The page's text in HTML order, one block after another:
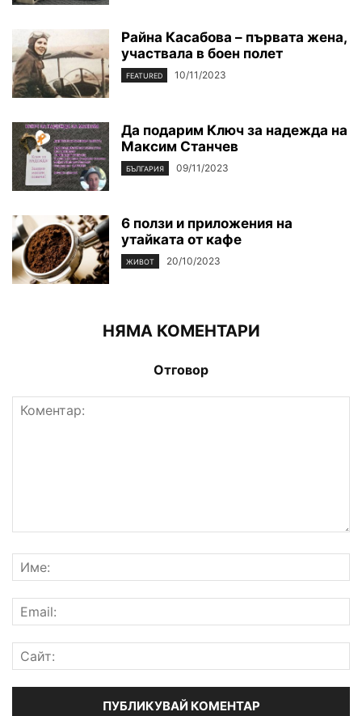
Райна Касабова – първата жена,
участвала в боен полет
FEATURED 10/11/2023
Да подарим Ключ за надежда на
Максим Станчев
БЪЛГАРИЯ 09/11/2023
6 ползи и приложения на
утайката от кафе
ЖИВОТ 20/10/2023
НЯМА КОМЕНТАРИ
Отговор